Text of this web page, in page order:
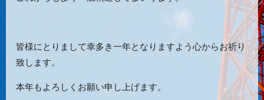
皆様にとりまして幸多き一年となりますよう 心からお祈り
致します。
本年もよろしくお願い申し上げます。